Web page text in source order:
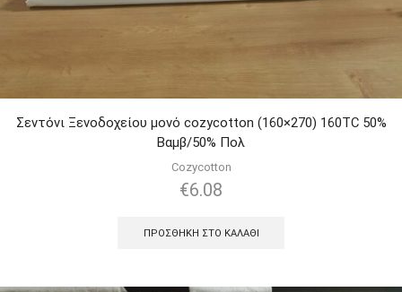
Σεντόνι Ξενοδοχείου μονό cozycotton (160×270) 160TC 50%
Βαμβ/50% Πολ
Cozycotton
€6.08
ΠΡΟΣΘΉΚΗ ΣΤΟ ΚΑΛΆΘΙ